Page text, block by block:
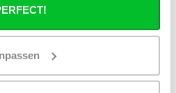
van geïntegreerde
paneelradiator